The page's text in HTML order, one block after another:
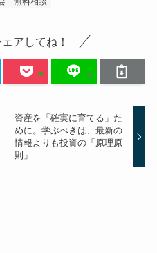
アしてね！
資産を「確実に育てる」た
めに。学ぶべきは、最新の
情報よりも投資の「原理原
則」